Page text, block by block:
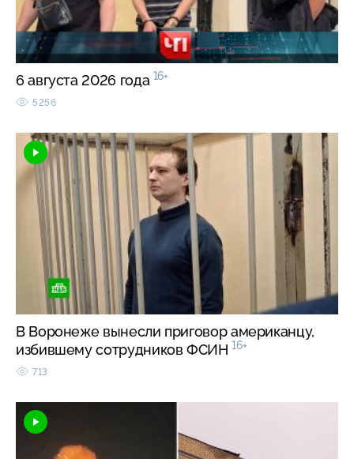
6 августа 2026 года 16+
5256
В Воронеже вынесли приговор американцу,
избившему сотрудников ФСИН 16+
713